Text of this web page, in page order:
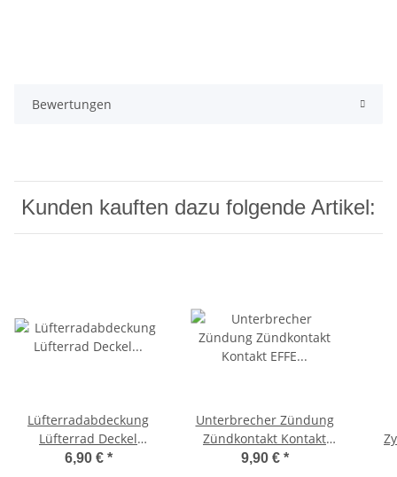
Bewertungen
Kunden kauften dazu folgende Artikel:
Lüfterradabdeckung
Lüfterrad Deckel
Polraddeckel Ciao, Bravo,
6,90 € *
Unterbrecher Zündung
Zündkontakt Kontakt
EFFE Ciao, Bravo, SI, -CIF-
9,90 € *